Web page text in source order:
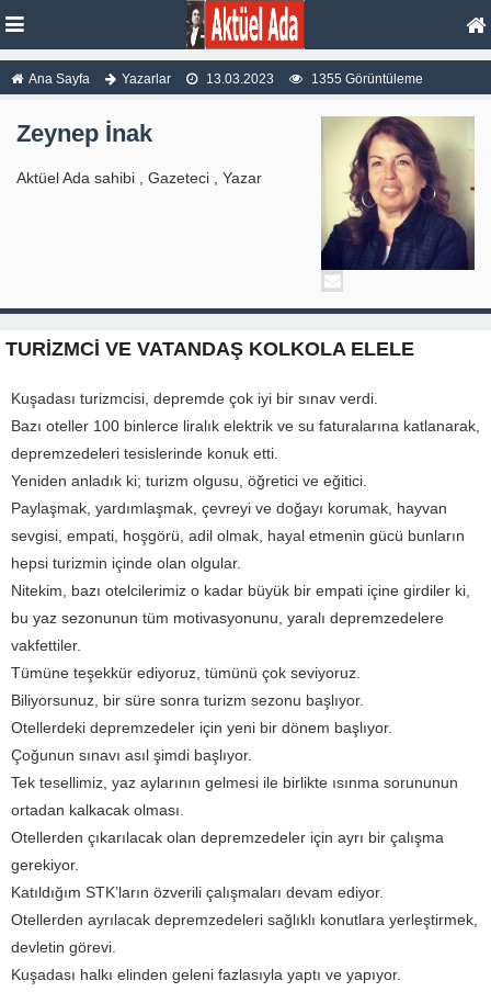
Ana Sayfa Yazarlar 13.03.2023 1355 Görüntüleme
Zeynep İnak
Aktüel Ada sahibi , Gazeteci , Yazar
TURİZMCİ VE VATANDAŞ KOLKOLA ELELE
Kuşadası turizmcisi, depremde çok iyi bir sınav verdi.
Bazı oteller 100 binlerce liralık elektrik ve su faturalarına katlanarak,
depremzedeleri tesislerinde konuk etti.
Yeniden anladık ki; turizm olgusu, öğretici ve eğitici.
Paylaşmak, yardımlaşmak, çevreyi ve doğayı korumak, hayvan
sevgisi, empati, hoşgörü, adil olmak, hayal etmenin gücü bunların
hepsi turizmin içinde olan olgular.
Nitekim, bazı otelcilerimiz o kadar büyük bir empati içine girdiler ki,
bu yaz sezonunun tüm motivasyonunu, yaralı depremzedelere
vakfettiler.
Tümüne teşekkür ediyoruz, tümünü çok seviyoruz.
Biliyorsunuz, bir süre sonra turizm sezonu başlıyor.
Otellerdeki depremzedeler için yeni bir dönem başlıyor.
Çoğunun sınavı asıl şimdi başlıyor.
Tek tesellimiz, yaz aylarının gelmesi ile birlikte ısınma sorununun
ortadan kalkacak olması.
Otellerden çıkarılacak olan depremzedeler için ayrı bir çalışma
gerekiyor.
Katıldığım STK’ların özverili çalışmaları devam ediyor.
Otellerden ayrılacak depremzedeleri sağlıklı konutlara yerleştirmek,
devletin görevi.
Kuşadası halkı elinden geleni fazlasıyla yaptı ve yapıyor.